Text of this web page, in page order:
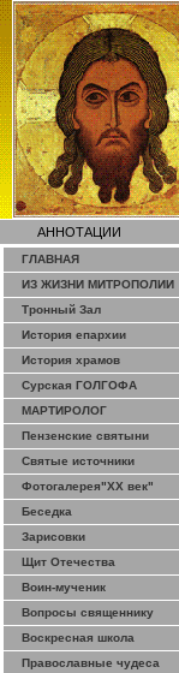
АННОТАЦИИ
ГЛАВНАЯ
ИЗ ЖИЗНИ МИТРОПОЛИИ
Тронный Зал
История епархии
История храмов
Сурская ГОЛГОФА
МАРТИРОЛОГ
Пензенские святыни
Святые источники
Фотогалерея"ХХ век"
Беседка
Зарисовки
Щит Отечества
Воин-мученик
Вопросы священнику
Воскресная школа
Православные чудеса